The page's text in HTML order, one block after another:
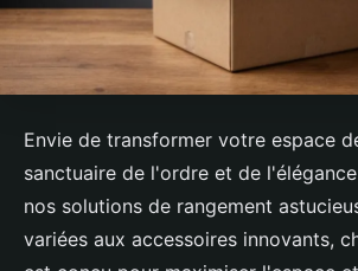
Envie de transformer votre espace
sanctuaire de l'ordre et de
nos solutions de rangement
variées aux accessoires innovants,